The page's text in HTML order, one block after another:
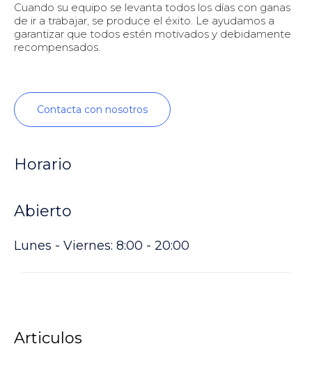
Cuando su equipo se levanta todos los días con ganas
de ir a trabajar, se produce el éxito. Le ayudamos a
garantizar que todos estén motivados y debidamente
recompensados.
Contacta con nosotros
Horario
Abierto
Lunes - Viernes: 8:00 - 20:00
Articulos